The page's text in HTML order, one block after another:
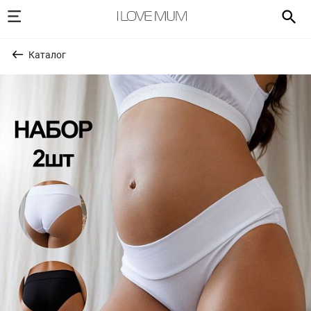
Каталог